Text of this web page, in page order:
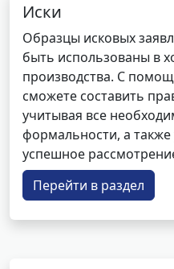
Иски
Образцы исковых
быть использованы в
производства. С
сможете составить
учитывая все
формальности, а
успешное
Перейти в раздел